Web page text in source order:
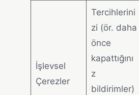
İşlevsel
Çerezler
Tercihlerini
zi (ör. daha
önce
kapattığını
z
bildirimler)